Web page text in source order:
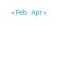
« Feb Apr »